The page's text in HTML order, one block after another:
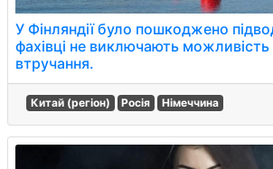
У Фінляндії було пошкоджено
фахівці не виключають можливість
втручання.
Китай (регіон) Росія Німеччина